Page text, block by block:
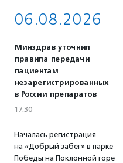
06.08.2026
Минздрав уточнил
правила передачи
пациентам
незарегистрированных
в России препаратов
17:30
Началась регистрация
на «Добрый забег» в парке
Победы на Поклонной горе